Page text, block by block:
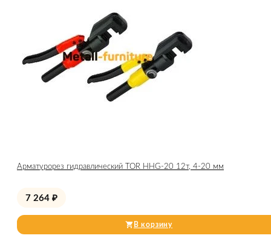
Арматурорез гидравлический TOR HHG-20 12т, 4-20 мм
7 264 ₽
В корзину